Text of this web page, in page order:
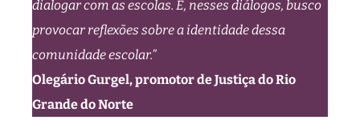
dialogar com as escolas. E, nesses diálogos, busco
provocar reflexões sobre a identidade dessa
comunidade escolar.”
Olegário Gurgel, promotor de Justiça do Rio
Grande do Norte